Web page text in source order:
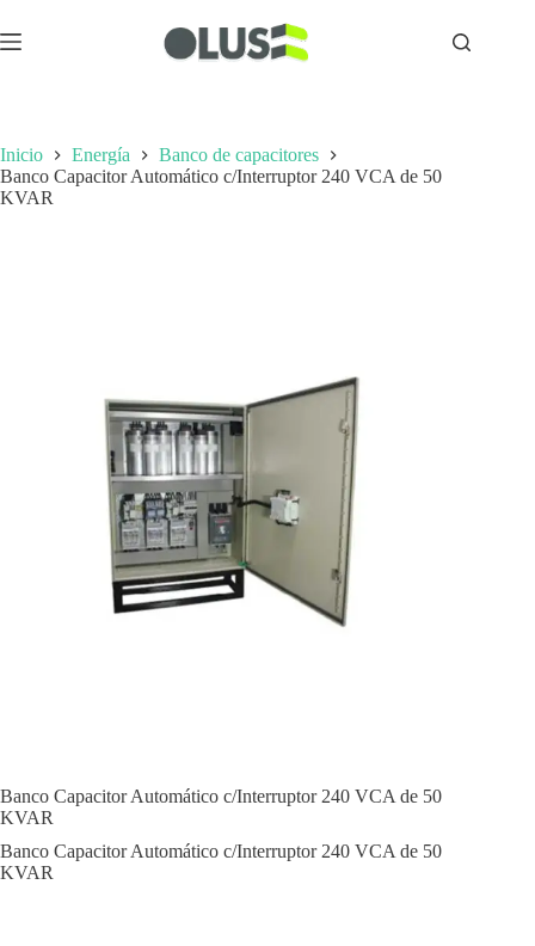
Inicio Energía
Banco de capacitores
Banco Capacitor Automático c/Interruptor 240 VCA de 50
KVAR
Banco Capacitor Automático c/Interruptor 240 VCA de 50
KVAR
Banco Capacitor Automático c/Interruptor 240 VCA de 50
KVAR